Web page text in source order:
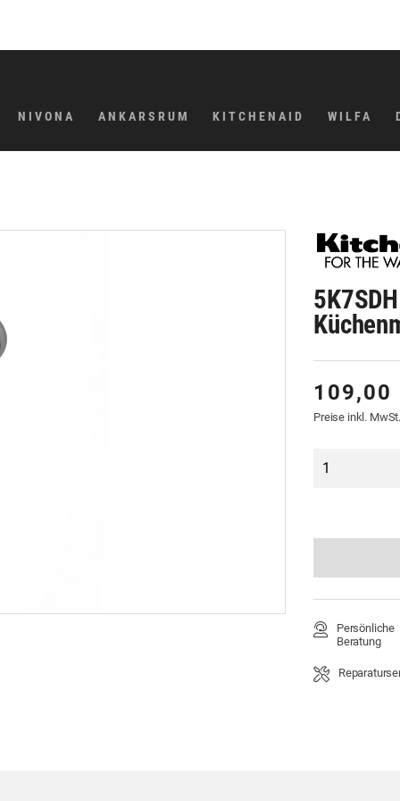
NIVONA ANKARSRUM KITCHENAID WILFA
109,00
Preise inkl.
Persönliche
Beratung